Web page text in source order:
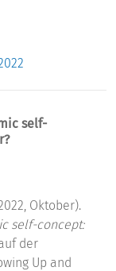
self-
Oktober).
self-concept:
der
Up and